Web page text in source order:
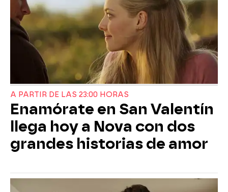
A PARTIR DE LAS 23:00 HORAS
Enamórate en San Valentín
llega hoy a Nova con dos
grandes historias de amor